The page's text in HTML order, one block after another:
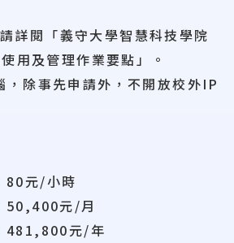
詳閱「義守大學智慧科技學院
用及管理作業要點」。
除事先申請外，不開放校外IP
80元/小時
50,400元/月
481,800元/年